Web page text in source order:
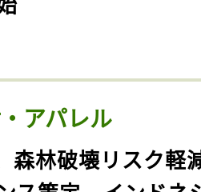
アパレル
森林破壊リスク軽